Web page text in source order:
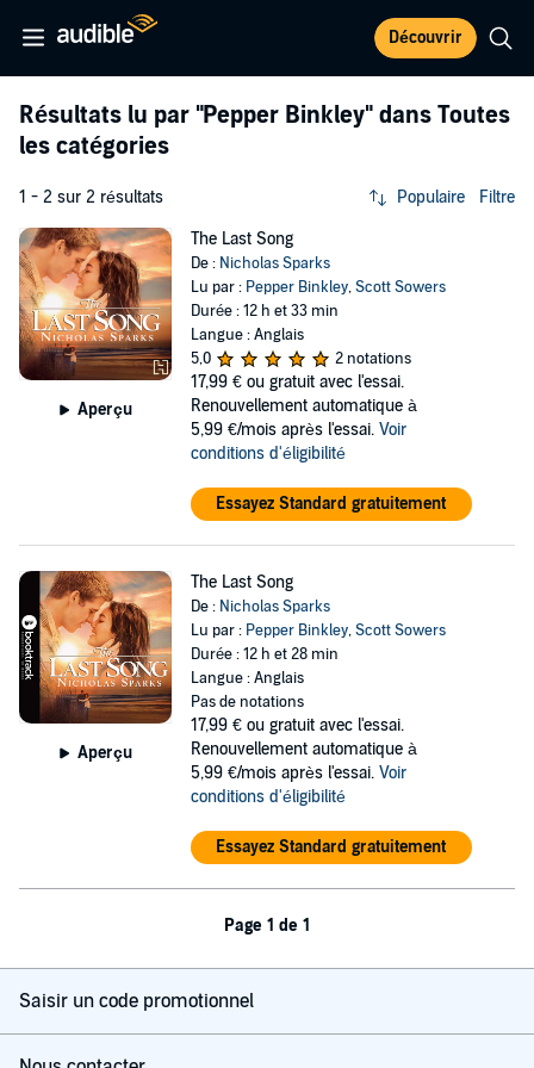
Découvrir
Résultats lu par "Pepper Binkley" dans Toutes
les catégories
1 - 2 sur 2 résultats Populaire Filtre
Aperçu
The Last Song
De : Nicholas Sparks
Lu par : Pepper Binkley,Scott Sowers
Durée : 12 h et 33 min
Langue : Anglais
5,0
2 notations
17,99 € ou gratuit avec l'essai.
Renouvellement automatique à
5,99 €/mois après l'essai. Voir
conditions d'éligibilité
Essayez Standard gratuitement
Aperçu
The Last Song
De : Nicholas Sparks
Lu par : Pepper Binkley,Scott Sowers
Durée : 12 h et 28 min
Langue : Anglais
Pas de notations
17,99 € ou gratuit avec l'essai.
Renouvellement automatique à
5,99 €/mois après l'essai. Voir
conditions d'éligibilité
Essayez Standard gratuitement
Page 1 de 1
Saisir un code promotionnel